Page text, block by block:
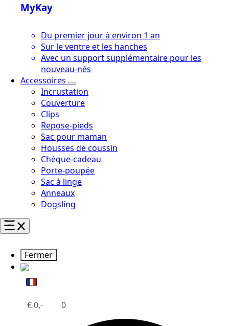
MyKay
Du premier jour à environ 1 an
Sur le ventre et les hanches
Avec un support supplémentaire pour les
nouveau-nés
Accessoires
Incrustation
Couverture
Clips
Repose-pieds
Sac pour maman
Housses de coussin
Chèque-cadeau
Porte-poupée
Sac à linge
Anneaux
Dogsling
Fermer
€0,- 0